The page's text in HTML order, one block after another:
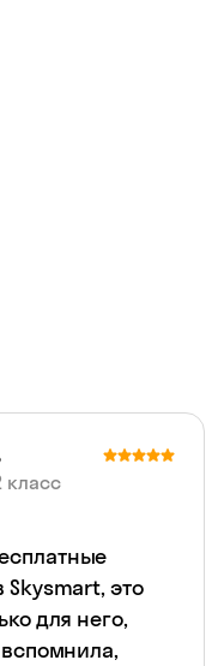
класс
Skysmart, это
для него,